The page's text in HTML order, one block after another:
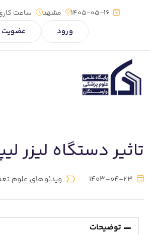
1405-05-16 مشهد ساعت
ورود عضویت
تاثیر دستگاه لیزر
1403-04-23 ویدئوهای علوم
توضیحات